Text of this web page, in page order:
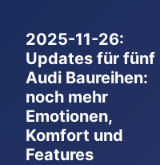
2025-11-26:
Updates für fünf
Audi Baureihen:
noch mehr
Emotionen,
Komfort und
Features